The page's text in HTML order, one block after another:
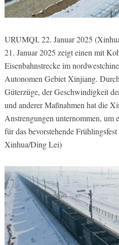
URUMQI, 22. Januar 2025
21. Januar 2025 zeigt einen mit
Eisenbahnstrecke im
Autonomen Gebiet Xinjiang.
Güterzüge, der Geschwindigkeit
und anderer Maßnahmen hat die
Anstrengungen unternommen, um
für das bevorstehende
Xinhua/Ding Lei)